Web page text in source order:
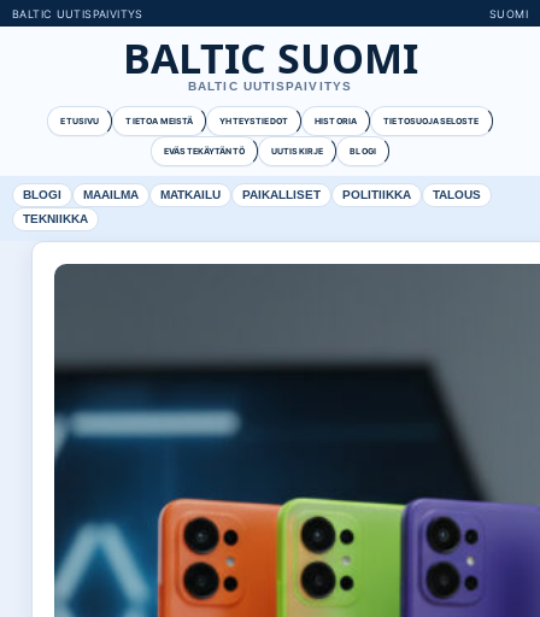
BALTIC UUTISPAIVITYS SUOMI
BALTIC SUOMI
BALTIC UUTISPAIVITYS
ETUSIVU TIETOA MEISTÄ YHTEYSTIEDOT HISTORIA TIETOSUOJASELOSTE
EVÄSTEKÄYTÄNTÖ UUTISKIRJE BLOGI
BLOGI MAAILMA MATKAILU PAIKALLISET POLITIIKKA
TALOUS
TEKNIIKKA